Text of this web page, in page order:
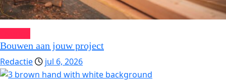
Bouwen aan jouw project
Redactie
jul 6, 2026